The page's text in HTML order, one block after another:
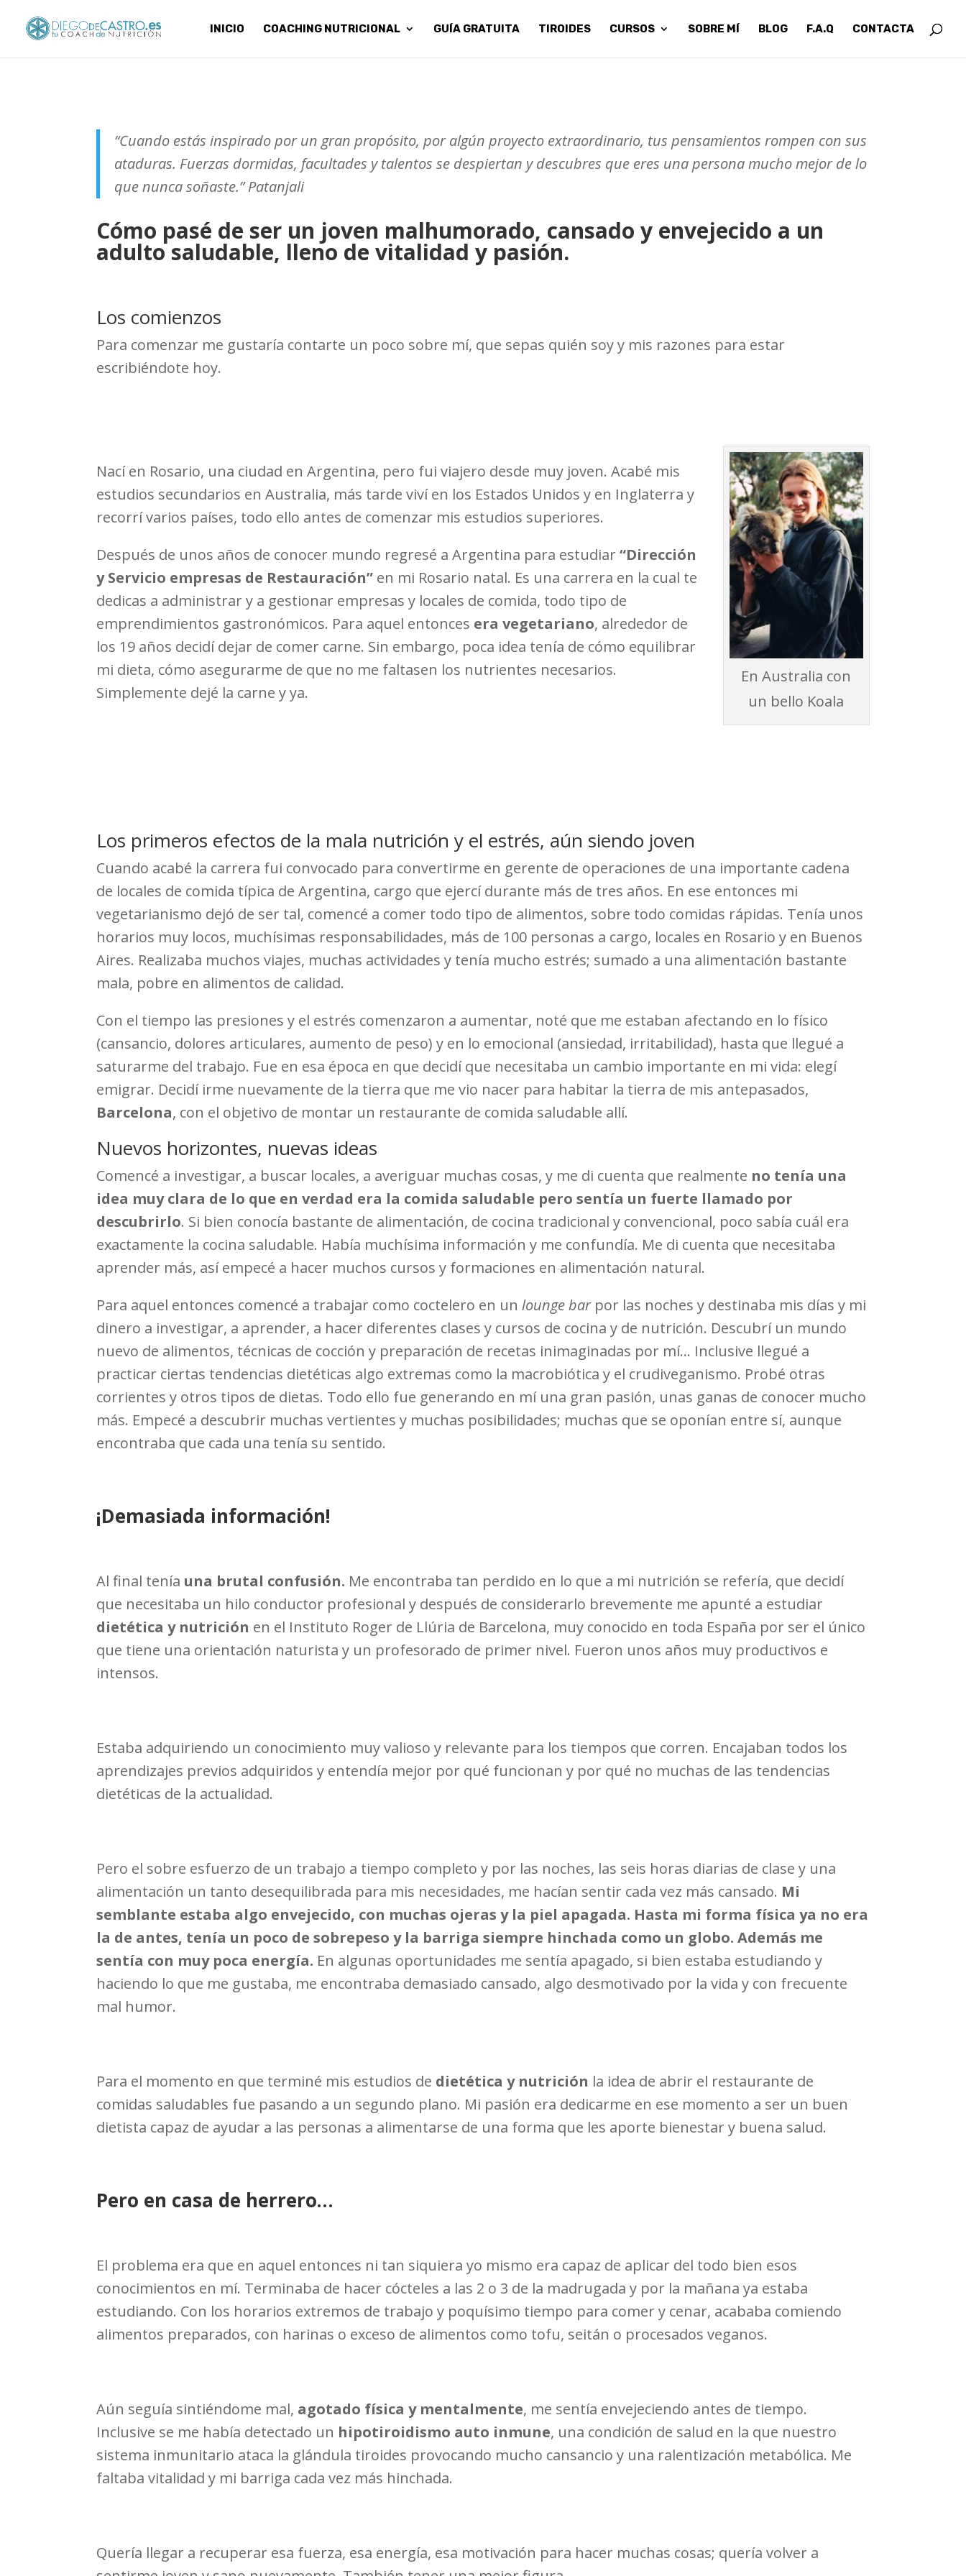
INICIO COACHING NUTRICIONAL GUÍA GRATUITA TIROIDES CURSOS SOBRE MÍ BLOG F.A.Q CONTACTA
“Cuando estás inspirado por un gran propósito, por algún proyecto extraordinario, tus pensamientos rompen con sus
ataduras. Fuerzas dormidas, facultades y talentos se despiertan y descubres que eres una persona mucho mejor de lo
que nunca soñaste.” Patanjali
Cómo pasé de ser un joven malhumorado, cansado y envejecido a un
adulto saludable, lleno de vitalidad y pasión.
Los comienzos
Para comenzar me gustaría contarte un poco sobre mí, que sepas quién soy y mis razones para estar
escribiéndote hoy.
En Australia con
un bello Koala
Nací en Rosario, una ciudad en Argentina, pero fui viajero desde muy joven. Acabé mis
estudios secundarios en Australia, más tarde viví en los Estados Unidos y en Inglaterra y
recorrí varios países, todo ello antes de comenzar mis estudios superiores.
Después de unos años de conocer mundo regresé a Argentina para estudiar“Dirección
y Servicio empresas de Restauración” en mi Rosario natal. Es una carrera en la cual te
dedicas a administrar y a gestionar empresas y locales de comida, todo tipo de
emprendimientos gastronómicos. Para aquel entonces era vegetariano, alrededor de
los 19 años decidí dejar de comer carne. Sin embargo, poca idea tenía de cómo equilibrar
mi dieta, cómo asegurarme de que no me faltasen los nutrientes necesarios.
Simplemente dejé la carne y ya.
Los primeros efectos de la mala nutrición y el estrés, aún siendo joven
Cuando acabé la carrera fui convocado para convertirme en gerente de operaciones de una importante cadena
de locales de comida típica de Argentina, cargo que ejercí durante más de tres años. En ese entonces mi
vegetarianismo dejó de ser tal, comencé a comer todo tipo de alimentos, sobre todo comidas rápidas. Tenía unos
horarios muy locos, muchísimas responsabilidades, más de 100 personas a cargo, locales en Rosario y en Buenos
Aires. Realizaba muchos viajes, muchas actividades y tenía mucho estrés; sumado a una alimentación bastante
mala, pobre en alimentos de calidad.
Con el tiempo las presiones y el estrés comenzaron a aumentar, noté que me estaban afectando en lo físico
(cansancio, dolores articulares, aumento de peso) y en lo emocional (ansiedad, irritabilidad), hasta que llegué a
saturarme del trabajo. Fue en esa época en que decidí que necesitaba un cambio importante en mi vida: elegí
emigrar. Decidí irme nuevamente de la tierra que me vio nacer para habitar la tierra de mis antepasados,
Barcelona, con el objetivo de montar un restaurante de comida saludable allí.
Nuevos horizontes, nuevas ideas
Comencé a investigar, a buscar locales, a averiguar muchas cosas, y me di cuenta que realmente no tenía una
idea muy clara de lo que en verdad era la comida saludable pero sentía un fuerte llamado por
descubrirlo. Si bien conocía bastante de alimentación, de cocina tradicional y convencional, poco sabía cuál era
exactamente la cocina saludable. Había muchísima información y me confundía. Me di cuenta que necesitaba
aprender más, así empecé a hacer muchos cursos y formaciones en alimentación natural.
Para aquel entonces comencé a trabajar como coctelero en unlounge barpor las noches y destinaba mis días y mi
dinero a investigar, a aprender, a hacer diferentes clases y cursos de cocina y de nutrición. Descubrí un mundo
nuevo de alimentos, técnicas de cocción y preparación de recetas inimaginadas por mí… Inclusive llegué a
practicar ciertas tendencias dietéticas algo extremas como la macrobiótica y el crudiveganismo. Probé otras
corrientes y otros tipos de dietas. Todo ello fue generando en mí una gran pasión, unas ganas de conocer mucho
más. Empecé a descubrir­ muchas vertientes y muchas posibilidades; muchas que se oponían entre sí, aunque
encontraba que cada una tenía su sentido.
¡Demasiada información!
Al final tenía una brutal confusión. Me encontraba tan perdido en lo que a mi nutrición se refería, que decidí
que necesitaba un hilo conductor profesional y después de considerarlo brevemente me apunté a estudiar
dietética y nutrición en el Instituto Roger de Llúria de Barcelona, muy conocido en toda España por ser el único
que tiene una orientación naturista y un profesorado de primer nivel. Fueron unos años muy productivos e
intensos.
Estaba adquiriendo un conocimiento muy valioso y relevante para los tiempos que corren. Encajaban todos los
aprendizajes previos adquiridos y entendía mejor por qué funcionan y por qué no muchas de las tendencias
dietéticas de la actualidad.
Pero el sobre esfuerzo de un trabajo a tiempo completo y por las noches, las seis horas diarias de clase y una
alimentación un tanto desequilibrada para mis necesidades, me hacían sentir cada vez más cansado. Mi
semblante estaba algo envejecido, con muchas ojeras y la piel apagada. Hasta mi forma física ya no era
la de antes, tenía un poco de sobrepeso y la barriga siempre hinchada como un globo. Además me
sentía con muy poca energía. En algunas oportunidades me sentía apagado, si bien estaba estudiando y
haciendo lo que me gustaba, me encontraba demasiado cansado, algo desmotivado por la vida y con frecuente
mal humor.
Para el momento en que terminé mis estudios de dietética y nutrición la idea de abrir el restaurante de
comidas saludables fue pasando a un segundo plano. Mi pasión era dedicarme en ese momento a ser un buen
dietista capaz de ayudar a las personas a alimentarse de una forma que les aporte bienestar y buena salud.
Pero en casa de herrero…
El problema era que en aquel entonces ni tan siquiera yo mismo era capaz de aplicar del todo bien esos
conocimientos en mí. Terminaba de hacer cócteles a las 2 o 3 de la madrugada y por la mañana ya estaba
estudiando. Con los horarios extremos de trabajo y poquísimo tiempo para comer y cenar, acababa comiendo
alimentos preparados, con harinas o exceso de alimentos como tofu, seitán o procesados veganos.
Aún seguía sintiéndome mal, agotado física y mentalmente, me sentía envejeciendo antes de tiempo.
Inclusive se me había detectado un hipotiroidismo auto inmune, una condición de salud en la que nuestro
sistema inmunitario ataca la glándula tiroides provocando mucho cansancio y una ralentización metabólica. Me
faltaba vitalidad y mi barriga cada vez más hinchada.
Quería llegar a recuperar esa fuerza, esa energía, esa motivación para hacer muchas cosas; quería volver a